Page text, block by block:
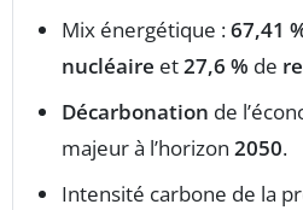
Mix énergétique :67,41
nucléaire et27,6 % de
Décarbonation de
majeur à l’horizon 2050.
Intensité carbone de la